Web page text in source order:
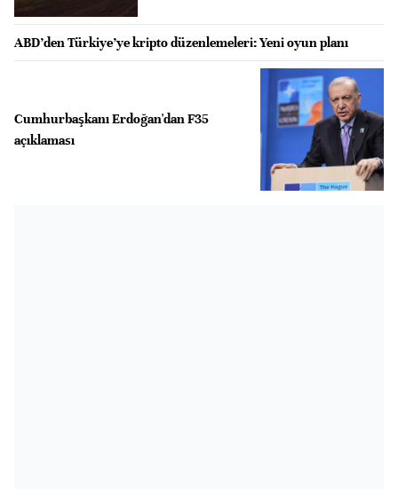
ABD’den Türkiye’ye kripto düzenlemeleri: Yeni oyun planı
Cumhurbaşkanı Erdoğan'dan F35
açıklaması